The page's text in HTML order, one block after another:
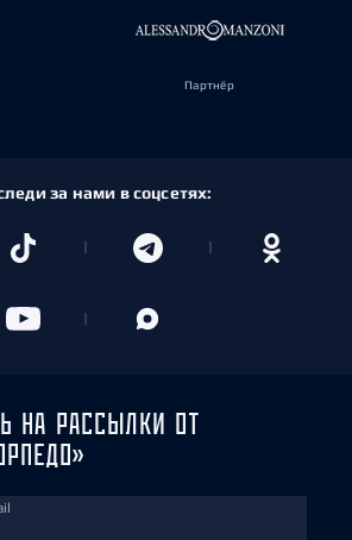
Партнёр
за нами в соцсетях:
НА РАССЫЛКИ ОТ